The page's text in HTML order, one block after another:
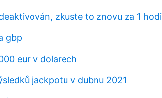
zkuste to znovu za 1
gbp
eur v dolarech
jackpotu v dubnu 2021